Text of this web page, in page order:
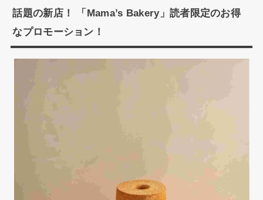
話題の新店！ 「Mama’s Bakery」読者限定のお得
なプロモーション！